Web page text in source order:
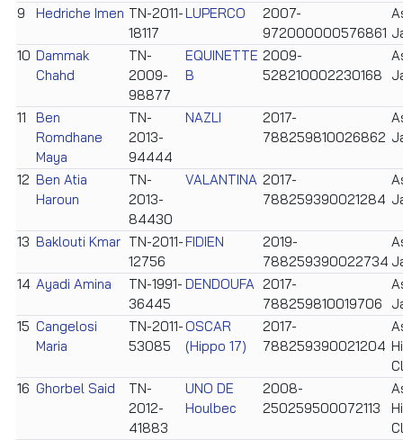
9 Hedriche Imen TN-2011-
18117
LUPERCO
2007-
972000000576861
10 Dammak
Chahd
TN-
2009-
98877
EQUINETTE
B
2009-
528210002230168
11
Ben
Romdhane
Maya
TN-
2013-
94444
NAZLI
2017-
788259810026862
12 Ben Atia
Haroun
TN-
2013-
84430
VALANTINA 2017-
788259390021284
13 Baklouti Kmar TN-2011-
12756
FIDIEN
2019-
788259390022734
14 Ayadi Amina
TN-1991-
36445
DENDOUFA 2017-
788259810019706
15 Cangelosi
Maria
TN-2011-
53085
OSCAR
(Hippo 17)
2017-
788259390021204
16 Ghorbel Said
TN-
2012-
41883
UNO DE
Houlbec
2008-
250259500072113